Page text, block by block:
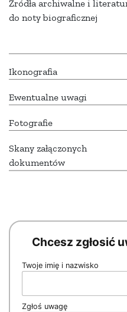
Źródła archiwalne i
do noty biograficznej
Ikonografia
Ewentualne uwagi
Fotografie
Skany załączonych
dokumentów
Chcesz zgłosić
Twoje imię i nazwisko
Zgłoś uwagę